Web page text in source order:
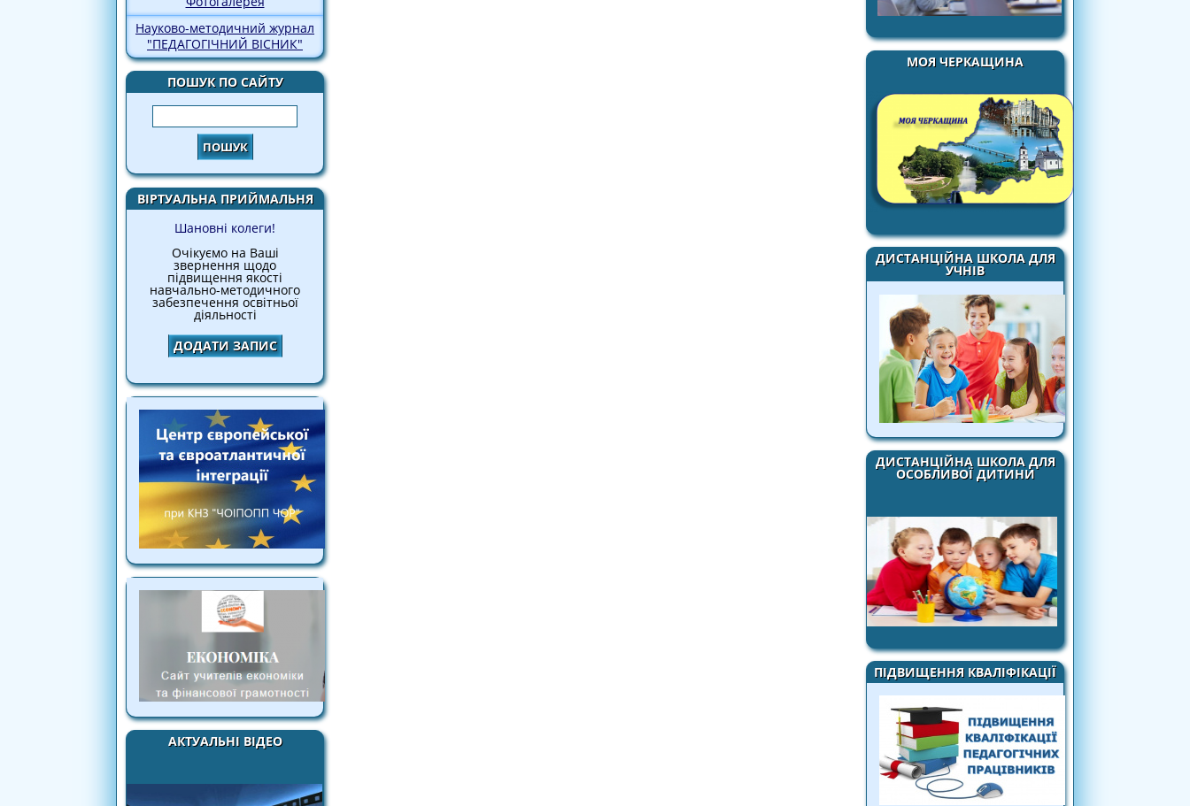
Науково-методичний журнал
"ПЕДАГОГІЧНИЙ ВІСНИК"
ПОШУК ПО САЙТУ
Пошук
ВІРТУАЛЬНА ПРИЙМАЛЬНЯ
Шановні колеги!
Очікуємо на Ваші
звернення щодо
підвищення якості
навчально-методичного
забезпечення освітньої
діяльності
ДОДАТИ ЗАПИС
АКТУАЛЬНІ ВІДЕО
МОЯ ЧЕРКАЩИНА
ДИСТАНЦІЙНА ШКОЛА ДЛЯ
УЧНІВ
ДИСТАНЦІЙНА ШКОЛА ДЛЯ
ОСОБЛИВОЇ ДИТИНИ
ПІДВИЩЕННЯ КВАЛІФІКАЦІЇ